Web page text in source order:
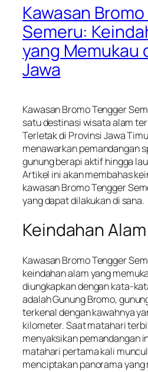
Kawasan
Semeru:
yang Memukau
Jawa
Kawasan Bromo Tengger
satu destinasi wisata alam
Terletak di Provinsi Jawa
menawarkan pemandangan
gunung berapi aktif hingga
Artikel ini akan membahas
kawasan Bromo Tengger
yang dapat dilakukan di sana.
Keindahan Alam
Kawasan Bromo Tengger
keindahan alam yang
diungkapkan dengan kata-
adalah Gunung Bromo,
terkenal dengan kawahnya
kilometer. Saat matahari
menyaksikan pemandangan
matahari pertama kali
menciptakan panorama yang